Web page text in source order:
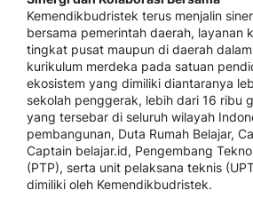
Kemendikbudristek terus menjalin
bersama pemerintah daerah, layanan
tingkat pusat maupun di daerah
kurikulum merdeka pada satuan
ekosistem yang dimiliki diantaranya
sekolah penggerak, lebih dari 16 ribu
yang tersebar di seluruh wilayah
pembangunan, Duta Rumah Belajar,
Captain belajar.id, Pengembang
(PTP), serta unit pelaksana teknis
dimiliki oleh Kemendikbudristek.